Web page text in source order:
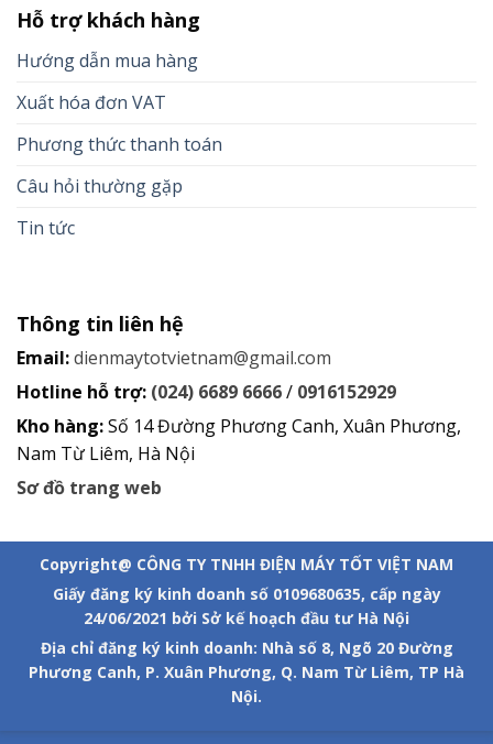
Hỗ trợ khách hàng
Hướng dẫn mua hàng
Xuất hóa đơn VAT
Phương thức thanh toán
Câu hỏi thường gặp
Tin tức
Thông tin liên hệ
Email:dienmaytotvietnam@gmail.com
Hotline hỗ trợ: (024) 6689 6666/ 0916152929
Kho hàng:Số 14 Đường Phương Canh, Xuân Phương,
Nam Từ Liêm, Hà Nội
Sơ đồ trang web
Copyright@ CÔNG TY TNHH ĐIỆN MÁY TỐT VIỆT NAM
Giấy đăng ký kinh doanh số 0109680635, cấp ngày
24/06/2021 bởi Sở kế hoạch đầu tư Hà Nội
Địa chỉ đăng ký kinh doanh: Nhà số 8, Ngõ 20 Đường
Phương Canh, P. Xuân Phương, Q. Nam Từ Liêm, TP Hà
Nội.